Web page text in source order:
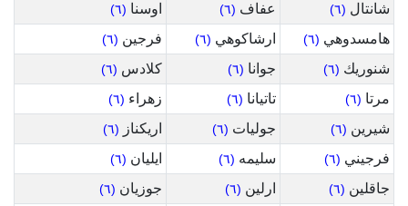
شانتال (٦) عفاف (٦) اوسنا (٦)
هامسدوهي (٦) ارشاكوهي (٦) فرجين (٦)
شنوريك (٦) جوانا (٦) كلادس (٦)
مرتا (٦) تاتيانا (٦) زهراء (٦)
شيرين (٦) جوليات (٦) اريكناز (٦)
فرجيني (٦) سليمه (٦) ايليان (٦)
جاقلين (٦) ارلين (٦) جوزيان (٦)